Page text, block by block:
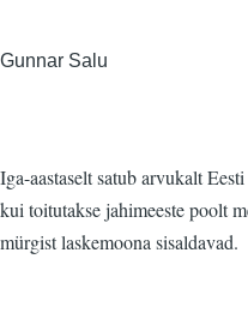
Gunnar Salu
Iga-aastaselt satub arvukalt
kui toitutakse jahimeeste poolt
mürgist laskemoona sisaldavad.